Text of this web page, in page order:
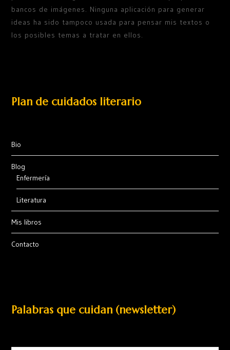
bancos de imágenes. Ninguna aplicación para generar
ideas ha sido tampoco usada para pensar mis textos o
los posibles temas a tratar en ellos.
Plan de cuidados literario
Bio
Blog
Enfermería
Literatura
Mis libros
Contacto
Palabras que cuidan (newsletter)